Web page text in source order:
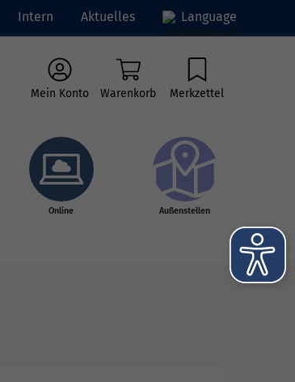
Intern Aktuelles Language
Mein Konto Warenkorb Merkzettel
Online Außenstellen